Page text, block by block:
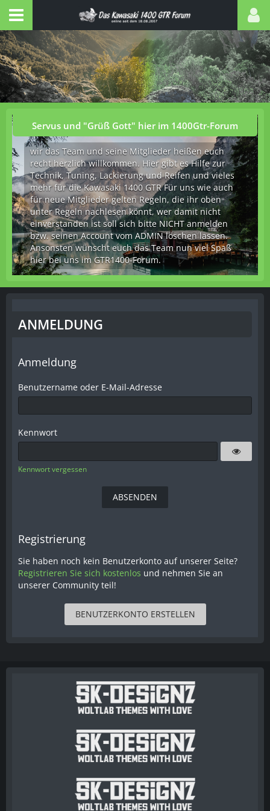
Servus und "Grüß Gott" hier im 1400Gtr-Forum
wir das Team und seine Mitglieder heißen euch
recht herzlich willkommen. Hier gibt es Hilfe zur
Technik, Tuning, Lackierung und Reifen und vieles
mehr für die Kawasaki 1400 GTR Für uns wie auch
für neue Mitglieder gelten Regeln, die ihr oben
unter Regeln nachlesen könnt, wer damit nicht
einverstanden ist soll sich bitte NICHT anmelden
bzw. seinen Account vom ADMIN löschen lassen.
Ansonsten wünscht euch das Team nun viel Spaß
hier bei uns im GTR1400-Forum.
ANMELDUNG
Anmeldung
Benutzername oder E-Mail-Adresse
Kennwort
Kennwort vergessen
Registrierung
Sie haben noch kein Benutzerkonto auf unserer Seite?
Registrieren Sie sich kostenlos und nehmen Sie an
unserer Community teil!
BENUTZERKONTO ERSTELLEN